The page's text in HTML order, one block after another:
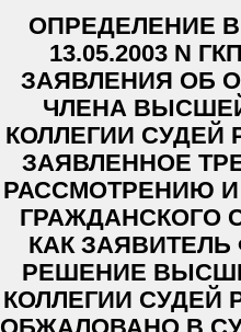
ОПРЕДЕЛЕНИЕ
13.05.2003 N
ЗАЯВЛЕНИЯ ОБ
ЧЛЕНА
КОЛЛЕГИИ СУДЕЙ
ЗАЯВЛЕННОЕ
РАССМОТРЕНИЮ
ГРАЖДАНСКОГО
КАК
РЕШЕНИЕ
КОЛЛЕГИИ СУДЕЙ